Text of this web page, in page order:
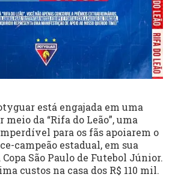
está engajada em uma
meio da “Rifa do Leão”, uma
para os fãs apoiarem o
campeão estadual, em sua
São Paulo de Futebol Júnior.
custos na casa dos R$ 110 mil.